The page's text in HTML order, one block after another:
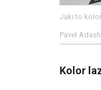
Jaki to
Pavel
Kolor